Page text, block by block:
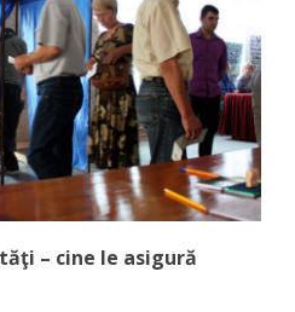
– cine le asigură